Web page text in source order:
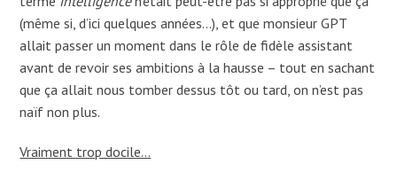
(même si, d’ici quelques années…), et que monsieur GPT
allait passer un moment dans le rôle de fidèle assistant
avant de revoir ses ambitions à la hausse – tout en sachant
que ça allait nous tomber dessus tôt ou tard, on n’est pas
naïf non plus.
Vraiment trop docile…